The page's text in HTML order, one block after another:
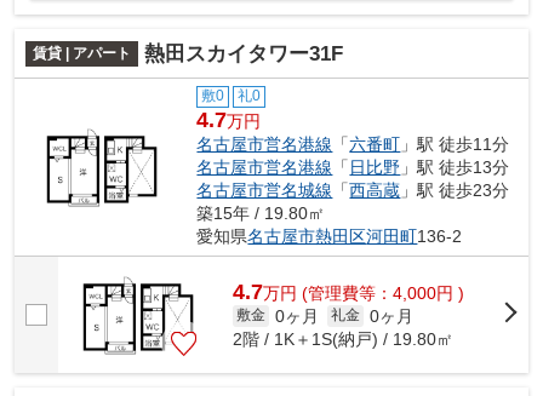
賃貸 | アパート 熱田スカイタワー31F
敷0 礼0
4.7万円
名古屋市営名港線 「六番町 」駅 徒歩11分
名古屋市営名港線 「 日比野 」駅 徒歩13分
名古屋市営名城線 「西高蔵 」駅 徒歩23分
築15年 / 19.80㎡
愛知県名古屋市熱田区河田町136-2
4.7万円 (管理費等：4,000円 )
敷金 0ヶ月 礼金 0ヶ月
2階 / 1K＋1S(納戸) / 19.80㎡